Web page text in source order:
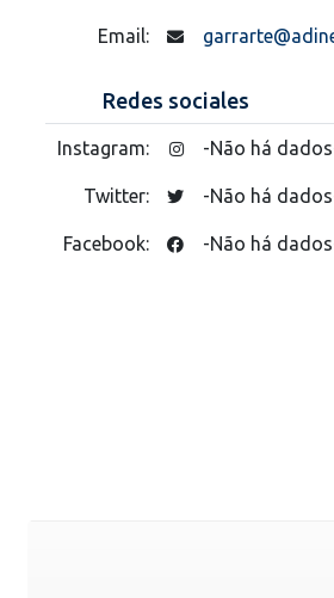
Email:
Redes sociales
Instagram: -Não há
Twitter: -Não há
Facebook: -Não há